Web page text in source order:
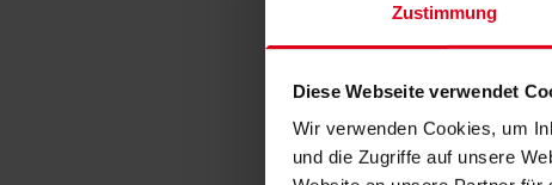
Zustimmung
Diese Webseite verwendet
Wir verwenden Cookies, um
und die Zugriffe auf unsere